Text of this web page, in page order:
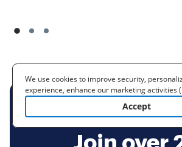
BE READY TO GET
We use cookies to improve security,
experience, enhance our marketing activities
cooperating with our 3rd party partners) and
to learn more. By
Accept